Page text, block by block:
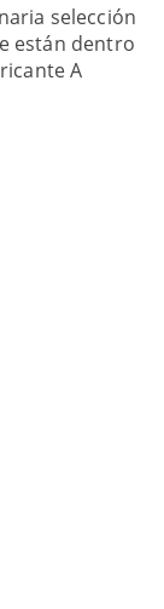
selección
están dentro
A